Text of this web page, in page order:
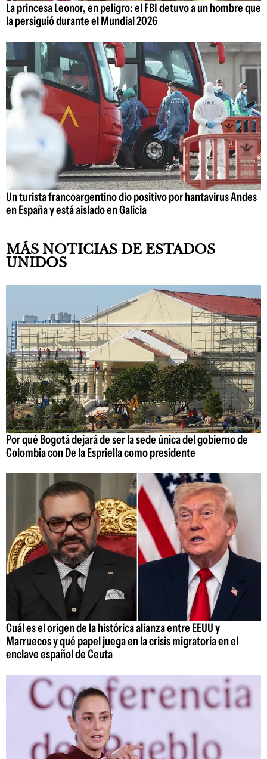
La princesa Leonor, en peligro: el FBI detuvo a un hombre que
la persiguió durante el Mundial 2026
Un turista francoargentino dio positivo por hantavirus Andes
en España y está aislado en Galicia
MÁS NOTICIAS DE ESTADOS
UNIDOS
Por qué Bogotá dejará de ser la sede única del gobierno de
Colombia con De la Espriella como presidente
Cuál es el origen de la histórica alianza entre EEUU y
Marruecos y qué papel juega en la crisis migratoria en el
enclave español de Ceuta